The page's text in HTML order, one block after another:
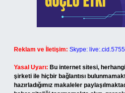
Reklam ve İletişim: Skype:
Yasal Uyarı: Bu internet sitesi,
şirketi ile hiçbir bağlantısı
hazırladığımız makaleler